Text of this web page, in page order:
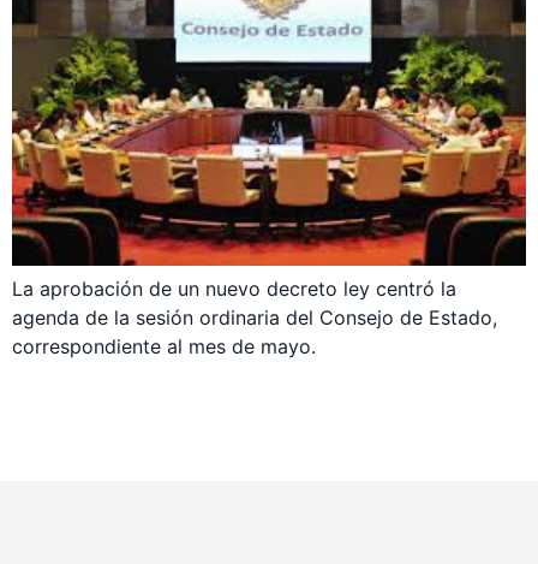
La aprobación de un nuevo decreto ley centró la
agenda de la sesión ordinaria del Consejo de Estado,
correspondiente al mes de mayo.